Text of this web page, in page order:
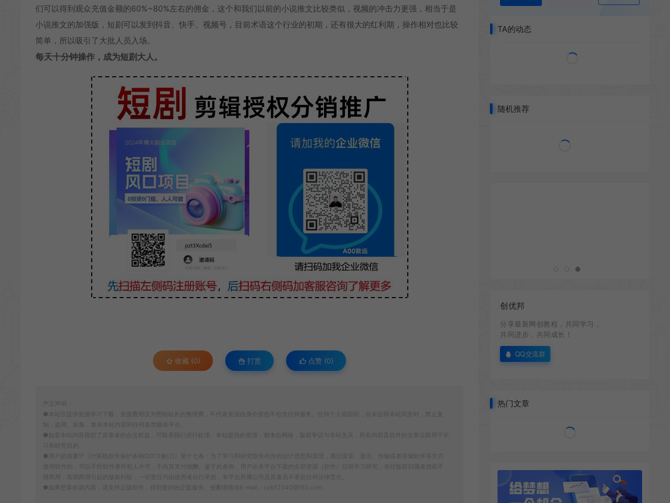
们可以得到观众充值金额的60%~80%左右的佣金，这个和我们以前的小说推文比较类似，视频的冲击力更强，相当于是
小说推文的加强版，短剧可以发到抖音、快手、视频号，目前术语这个行业的初期，还有很大的红利期，操作相对也比较
简单，所以吸引了大批人员入场。
每天十分钟操作，成为短剧大人。
收藏 (0) 打赏 点赞 (0)
严正声明：
●本站仅提供资源学习下载，资源费用仅为赞助站长的整理费，不代表资源自身价值也不包含任何服务。任何个人或组织，在未征得本站同意时，禁止复
制、盗用、采集、发布本站内容到任何各类媒体平台。
●如若本站内容侵犯了原著者的合法权益，可联系我们进行处理。本站提供的资源，都来自网络，版权争议与本站无关，所有内容及软件的文章仅限用于学
习和研究目的。
●用户必须遵守《计算机软件保护条例(2013修订)》第十七条：为了学习和研究软件内含的设计思想和原理，通过安装、显示、传输或者存储软件等方式
使用软件的，可以不经软件著作权人许可，不向其支付报酬。鉴于此条例，用户从本平台下载的全部资源（软件）仅限学习研究，未经版权归属者授权不
得商用，若因商用引起的版权纠纷，一切责任均由使用者自行承担，本平台所属公司及其雇员不承担任何法律责任。
●如果您喜欢该内容，请支持正版软件，得到更好的正版服务。侵删请致信E-mail：cyb12340@163.com
TA的动态
随机推荐
创优邦
分享最新网创教程，共同学习，
共同进步，共同成长！
QQ交流群
热门文章